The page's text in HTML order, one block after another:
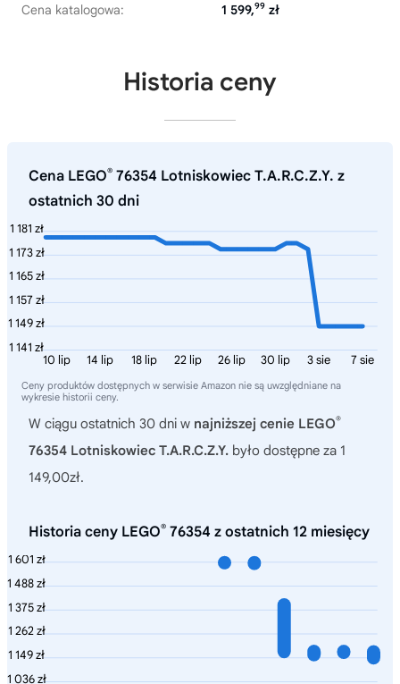
Cena katalogowa:
1 599,99 zł
Historia ceny
Cena LEGO® 76354 Lotniskowiec T.A.R.C.Z.Y. z
ostatnich 30 dni
1 181 zł
1 173 zł
1 165 zł
1 157 zł
1 149 zł
1 141 zł
7 sie
3 sie
30 lip
26 lip
22 lip
18 lip
14 lip
10 lip
Ceny produktów dostępnych w serwisie Amazon nie są uwzględniane na
wykresie historii ceny.
W ciągu ostatnich 30 dni w najniższej cenie LEGO®
76354 Lotniskowiec T.A.R.C.Z.Y. było dostępne za 1
149,00zł.
Historia ceny LEGO® 76354 z ostatnich 12 miesięcy
1 601 zł
1 488 zł
1 375 zł
1 262 zł
1 149 zł
1 036 zł